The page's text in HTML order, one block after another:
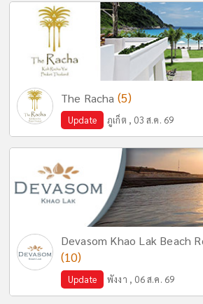
The Racha (5)
Update ภูเก็ต , 03 ส.ค. 69
Devasom Khao Lak Beach
(10)
Update พังงา , 06 ส.ค. 69